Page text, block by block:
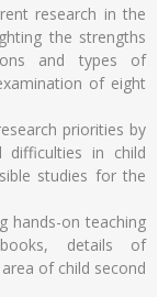
research in the
the strengths
and types of
of eight
priorities by
difficulties in child
studies for the
hands-on teaching
details of
of child second